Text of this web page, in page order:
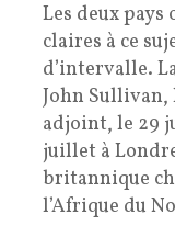
Les deux
claires à ce
d’intervalle.
John Sullivan,
adjoint, le 29
juillet à
britannique
l’Afrique du